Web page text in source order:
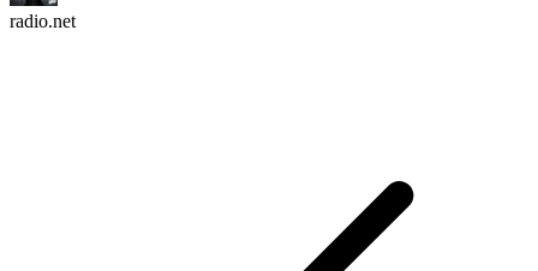
radio.net